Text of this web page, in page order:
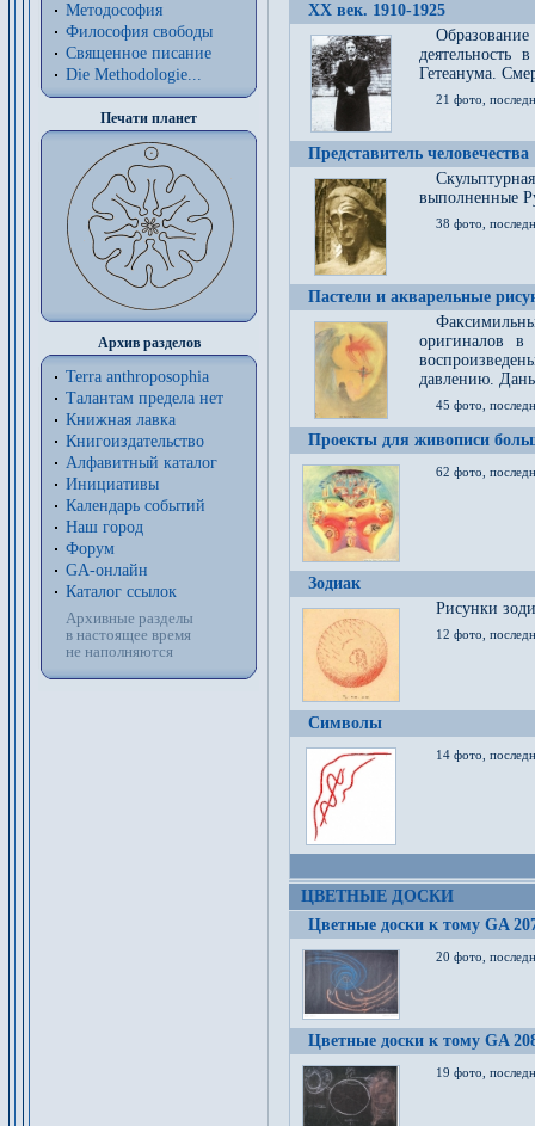
Методософия
Философия cвободы
Священное писание
Die Methodologie...
Печати планет
Архив разделов
Terra anthroposophia
Талантам предела нет
Книжная лавка
Книгоиздательство
Алфавитный каталог
Инициативы
Календарь событий
Наш город
Форум
GA-онлайн
Каталог ссылок
Архивные разделы
в настоящее время
не наполняются
XX век. 1910-1925
Образование
деятельность
Гетеанума.
21 фото,
Представитель человечества
выполненные
38 фото,
Пастели и акварельные
оригиналов
давлению.
45 фото,
Проекты для живописи
62 фото,
Зодиак
Рисунки
12 фото,
Символы
14 фото,
ЦВЕТНЫЕ ДОСКИ
Цветные доски к тому GA
20 фото,
Цветные доски к тому GA
19 фото,